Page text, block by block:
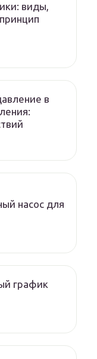
виды,
в
насос для
график